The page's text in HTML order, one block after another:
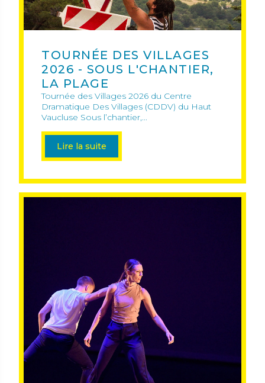
TOURNÉE DES VILLAGES
2026 - SOUS L'CHANTIER,
LA PLAGE
Tournée des Villages 2026 du Centre
Dramatique Des Villages (CDDV) du Haut
Vaucluse Sous l’chantier,...
Lire la suite